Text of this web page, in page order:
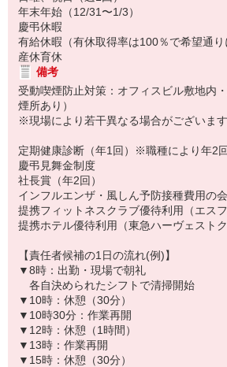
年末年始（12/31〜1/3）
慶弔休暇
有給休暇（有休取得率は100％で希望通り
産休育休
備考
受動喫煙防止対策：オフィスビル敷地内
煙所あり）
※現場により若干異なる場合がございます
定期健康診断（年1回）※職種により年2
慶弔見舞金制度
社長賞（年2回）
インフルエンザ・風しん予防接種費用の
提携フィットネスクラブ優待利用（エスフ
提携ホテル優待利用（東急ハーヴェストク
【責任者候補の1日の流れ(例)】
▼8時：出勤・現場で朝礼
各自決められたシフトで清掃開始
▼10時：休憩（30分）
▼10時30分：作業再開
▼12時：休憩（1時間）
▼13時：作業再開
▼15時：休憩（30分）